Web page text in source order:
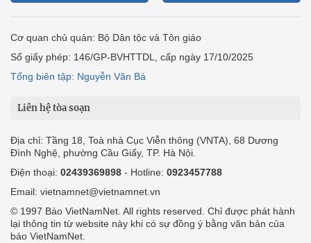
Cơ quan chủ quản: Bộ Dân tộc và Tôn giáo
Số giấy phép: 146/GP-BVHTTDL, cấp ngày 17/10/2025
Tổng biên tập: Nguyễn Văn Bá
Liên hệ tòa soạn
Địa chỉ: Tầng 18, Toà nhà Cục Viễn thông (VNTA), 68 Dương
Đình Nghệ, phường Cầu Giấy, TP. Hà Nội.
Điện thoại: 02439369898 - Hotline: 0923457788
Email: vietnamnet@vietnamnet.vn
© 1997 Báo VietNamNet. All rights reserved. Chỉ được phát hành
lại thông tin từ website này khi có sự đồng ý bằng văn bản của
báo VietNamNet.